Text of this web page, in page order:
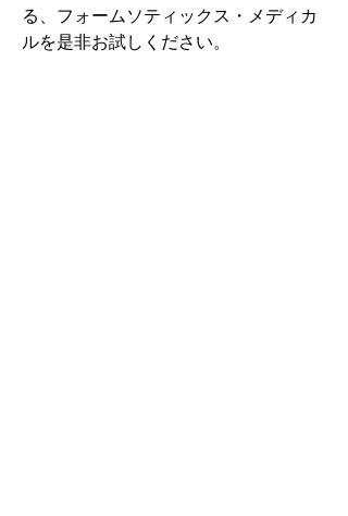
る、フォームソティックス・メディカ
ルを是非お試しください。